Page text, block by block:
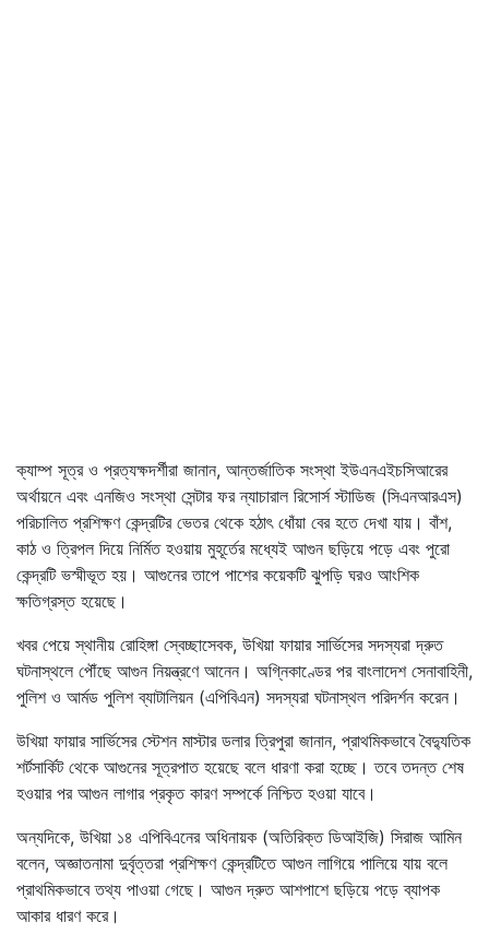
ক্যাম্প সূত্র ও প্রত্যক্ষদর্শীরা জানান, আন্তর্জাতিক সংস্থা ইউএনএইচসিআরের
অর্থায়নে এবং এনজিও সংস্থা সেন্টার ফর ন্যাচারাল রিসোর্স স্টাডিজ (সিএনআরএস)
পরিচালিত প্রশিক্ষণ কেন্দ্রটির ভেতর থেকে হঠাৎ ধোঁয়া বের হতে দেখা যায়। বাঁশ,
কাঠ ও ত্রিপল দিয়ে নির্মিত হওয়ায় মুহূর্তের মধ্যেই আগুন ছড়িয়ে পড়ে এবং পুরো
কেন্দ্রটি ভস্মীভূত হয়। আগুনের তাপে পাশের কয়েকটি ঝুপড়ি ঘরও আংশিক
ক্ষতিগ্রস্ত হয়েছে।
খবর পেয়ে স্থানীয় রোহিঙ্গা স্বেচ্ছাসেবক, উখিয়া ফায়ার সার্ভিসের সদস্যরা দ্রুত
ঘটনাস্থলে পৌঁছে আগুন নিয়ন্ত্রণে আনেন। অগ্নিকাণ্ডের পর বাংলাদেশ সেনাবাহিনী,
পুলিশ ও আর্মড পুলিশ ব্যাটালিয়ন (এপিবিএন) সদস্যরা ঘটনাস্থল পরিদর্শন করেন।
উখিয়া ফায়ার সার্ভিসের স্টেশন মাস্টার ডলার ত্রিপুরা জানান, প্রাথমিকভাবে বৈদ্যুতিক
শর্টসার্কিট থেকে আগুনের সূত্রপাত হয়েছে বলে ধারণা করা হচ্ছে। তবে তদন্ত শেষ
হওয়ার পর আগুন লাগার প্রকৃত কারণ সম্পর্কে নিশ্চিত হওয়া যাবে।
অন্যদিকে, উখিয়া ১৪ এপিবিএনের অধিনায়ক (অতিরিক্ত ডিআইজি) সিরাজ আমিন
বলেন, অজ্ঞাতনামা দুর্বৃত্তরা প্রশিক্ষণ কেন্দ্রটিতে আগুন লাগিয়ে পালিয়ে যায় বলে
প্রাথমিকভাবে তথ্য পাওয়া গেছে। আগুন দ্রুত আশপাশে ছড়িয়ে পড়ে ব্যাপক
আকার ধারণ করে।